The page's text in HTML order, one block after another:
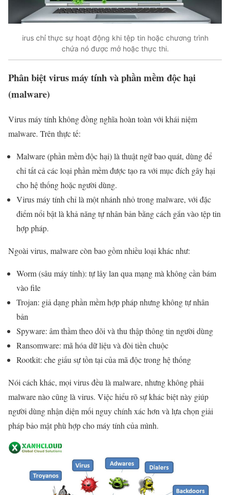
irus chỉ thực sự hoạt động khi tệp tin hoặc chương trình
chứa nó được mở hoặc thực thi.
Phân biệt virus máy tính và phần mềm độc hại
(malware)
Virus máy tính không đồng nghĩa hoàn toàn với khái niệm
malware. Trên thực tế:
Malware (phần mềm độc hại) là thuật ngữ bao quát, dùng để
chỉ tất cả các loại phần mềm được tạo ra với mục đích gây hại
cho hệ thống hoặc người dùng.
Virus máy tính chỉ là một nhánh nhỏ trong malware, với đặc
điểm nổi bật là khả năng tự nhân bản bằng cách gắn vào tệp tin
hợp pháp.
Ngoài virus, malware còn bao gồm nhiều loại khác như:
Worm (sâu máy tính): tự lây lan qua mạng mà không cần bám
vào file
Trojan: giả dạng phần mềm hợp pháp nhưng không tự nhân
bản
Spyware: âm thầm theo dõi và thu thập thông tin người dùng
Ransomware: mã hóa dữ liệu và đòi tiền chuộc
Rootkit: che giấu sự tồn tại của mã độc trong hệ thống
Nói cách khác, mọi virus đều là malware, nhưng không phải
malware nào cũng là virus. Việc hiểu rõ sự khác biệt này giúp
người dùng nhận diện mối nguy chính xác hơn và lựa chọn giải
pháp bảo mật phù hợp cho máy tính của mình.